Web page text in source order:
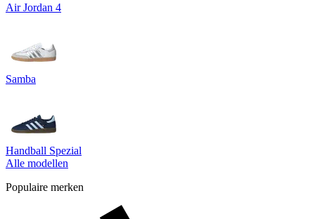
Air Jordan 4
Samba
Handball Spezial
Alle modellen
Populaire merken